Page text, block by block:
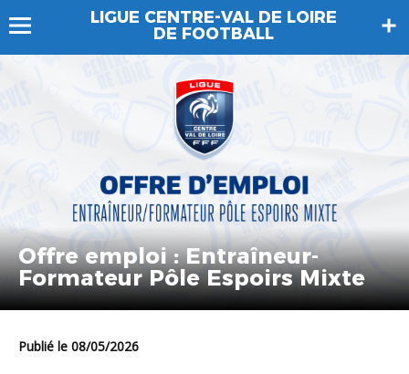
LIGUE CENTRE-VAL DE LOIRE
DE FOOTBALL
Offre emploi : Entraîneur-
Formateur Pôle Espoirs Mixte
Publié le 08/05/2026